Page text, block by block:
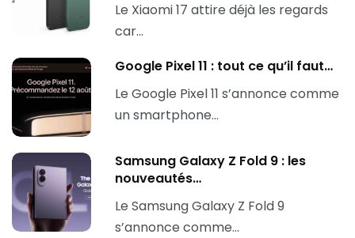
Le Xiaomi 17 attire déjà les regards
car…
Google Pixel 11 : tout ce qu’il faut…
Le Google Pixel 11 s’annonce comme
un smartphone…
Samsung Galaxy Z Fold 9 : les
nouveautés…
Le Samsung Galaxy Z Fold 9
s’annonce comme…